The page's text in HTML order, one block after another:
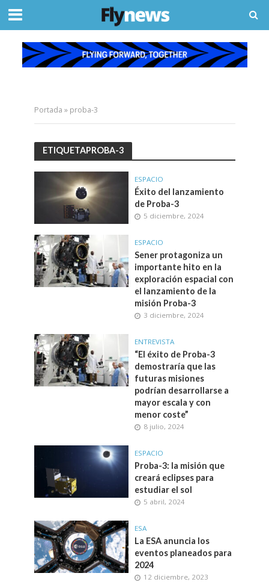
Portada » proba-3
ETIQUETAPROBA-3
ESPACIO
Éxito del lanzamiento
de Proba-3
5 diciembre, 2024
ESPACIO
Sener protagoniza un
importante hito en la
exploración espacial con
el lanzamiento de la
misión Proba-3
3 diciembre, 2024
ENTREVISTA
“El éxito de Proba-3
demostraría que las
futuras misiones
podrían desarrollarse a
mayor escala y con
menor coste”
8 julio, 2024
ESPACIO
Proba-3: la misión que
creará eclipses para
estudiar el sol
5 abril, 2024
ESA
La ESA anuncia los
eventos planeados para
2024
12 diciembre, 2023